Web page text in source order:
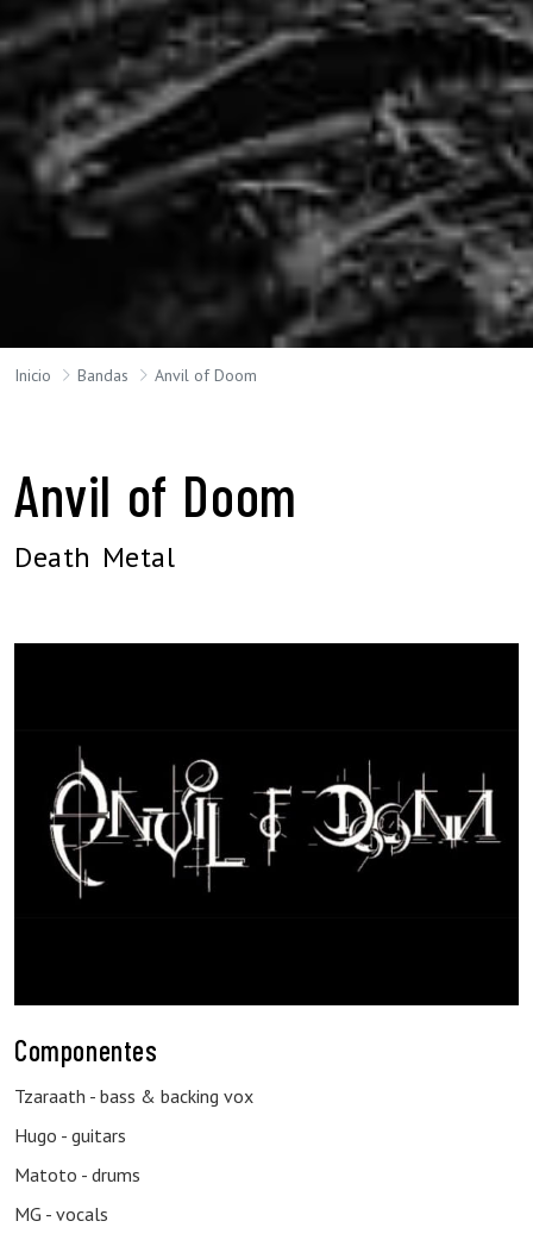
Inicio Bandas Anvil of Doom
Anvil of Doom
Death Metal
Componentes
Tzaraath - bass & backing vox
Hugo - guitars
Matoto - drums
MG - vocals